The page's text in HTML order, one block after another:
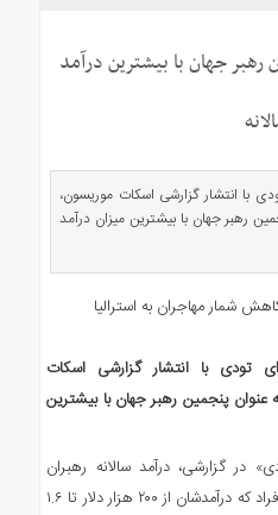
رهبر جهان با بیشترین درآمد
با انتشار گزارشی اسکات موریسون،
رهبر جهان با بیشترین میزان درآمد
تودی با انتشار گزارشی اسکات
عنوان پنجمین رهبر جهان با بیشترین
در گزارشی، درآمد سالانه رهبران
کشورها را فهرست کرده است. این افراد که درآمدشان از ۲۰۰ هزار دلار تا ۱.۶